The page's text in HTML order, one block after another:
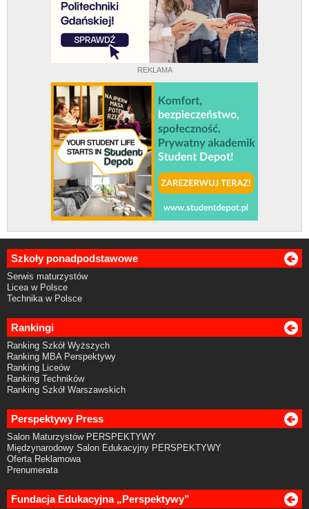
REKLAMA
Szkoły ponadpodstawowe
Serwis maturzystów
Licea w Polsce
Technika w Polsce
Rankingi
Ranking Szkół Wyższych
Ranking MBA Perspektywy
Ranking Liceów
Ranking Techników
Ranking Szkół Warszawskich
Perspektywy Press
Salon Maturzystów PERSPEKTYWY
Międzynarodowy Salon Edukacyjny PERSPEKTYWY
Oferta Reklamowa
Prenumerata
Fundacja Edukacyjna „Perspektywy”